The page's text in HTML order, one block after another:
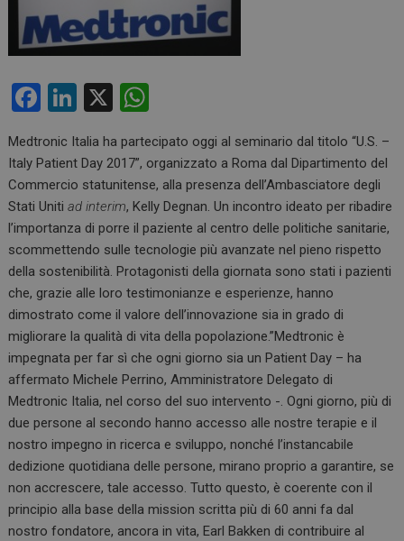
F
ce
b
o
o
k
Li
ke
dI
n
X
at
s
A
p
p
Medtronic Italia ha partecipato oggi al seminario dal titolo “U.S. –
Italy Patient Day 2017”, organizzato a Roma dal Dipartimento del
Commercio statunitense, alla presenza dell’Ambasciatore degli
Stati Unitiad interim, Kelly Degnan. Un incontro ideato per ribadire
l’importanza di porre il paziente al centro delle politiche sanitarie,
scommettendo sulle tecnologie più avanzate nel pieno rispetto
della sostenibilità. Protagonisti della giornata sono stati i pazienti
che, grazie alle loro testimonianze e esperienze, hanno
dimostrato come il valore dell’innovazione sia in grado di
migliorare la qualità di vita della popolazione.”Medtronic è
impegnata per far sì che ogni giorno sia un Patient Day – ha
affermato Michele Perrino, Amministratore Delegato di
Medtronic Italia, nel corso del suo intervento -. Ogni giorno, più di
due persone al secondo hanno accesso alle nostre terapie e il
nostro impegno in ricerca e sviluppo, nonché l’instancabile
dedizione quotidiana delle persone, mirano proprio a garantire, se
non accrescere, tale accesso. Tutto questo, è coerente con il
principio alla base della mission scritta più di 60 anni fa dal
nostro fondatore, ancora in vita, Earl Bakken di contribuire al